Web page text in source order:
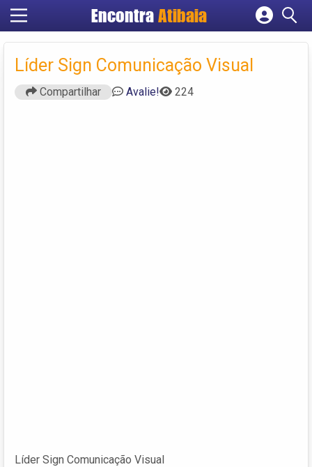
Encontra Atibaia
Cadastrar empresa
Fazer login
Criar conta
Líder Sign Comunicação Visual
Compartilhar Avalie! 224
Líder Sign Comunicação Visual